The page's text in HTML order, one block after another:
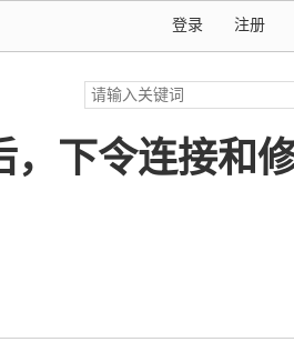
注册
登录
，下令连接和